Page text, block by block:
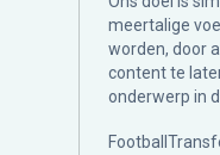
meertalige
worden, door
content te
onderwerp in